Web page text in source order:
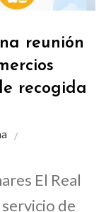
reunión
recogida
El Real
de